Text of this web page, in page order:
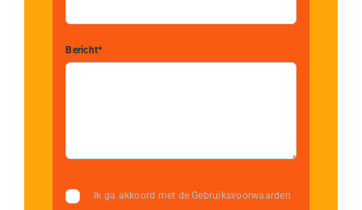
Bericht*
Ik ga akkoord met de Gebruiksvoorwaarden